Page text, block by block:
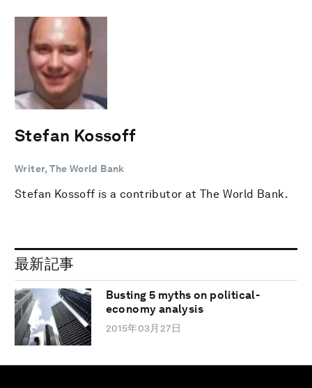
Stefan Kossoff
Writer, The World Bank
Stefan Kossoff is a contributor at The World Bank.
最新記事
Busting 5 myths on political-
economy analysis
2015年03月27日